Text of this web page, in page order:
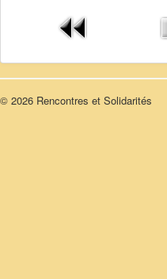
© 2026 Rencontres et Solidarités